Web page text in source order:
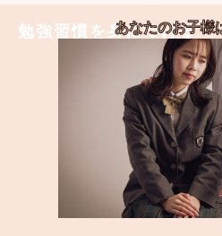
勉強習慣を身につける
あなたのお子様